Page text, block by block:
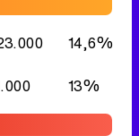
14,6%
13%